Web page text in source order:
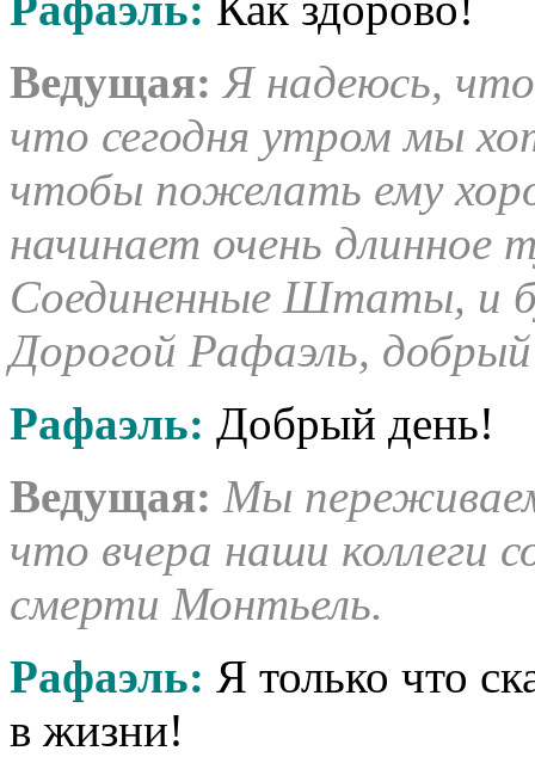
Ведущая: Я надеюсь,
что сегодня утром мы
чтобы пожелать ему
начинает очень длинное
Соединенные Штаты, и
Дорогой Рафаэль,
Рафаэль: Добрый день!
Ведущая: Мы
что вчера наши коллеги
смерти Монтьель.
Рафаэль: Я только что
в жизни!